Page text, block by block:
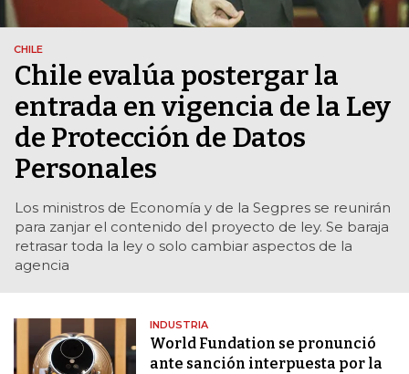
CHILE
Chile evalúa postergar la
entrada en vigencia de la Ley
de Protección de Datos
Personales
Los ministros de Economía y de la Segpres se reunirán
para zanjar el contenido del proyecto de ley. Se baraja
retrasar toda la ley o solo cambiar aspectos de la
agencia
INDUSTRIA
World Fundation se pronunció
ante sanción interpuesta por la